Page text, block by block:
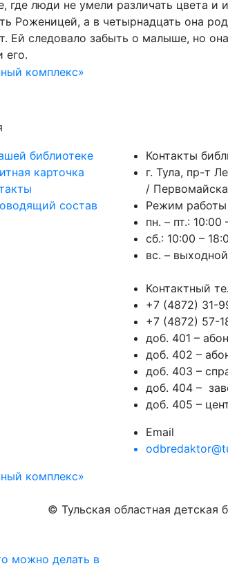
люди не умели различать цвета и
Роженицей, а в четырнадцать она
Ей следовало забыть о малыше, но
его.
комплекс»
библиотеке
карточка
состав
Контакты
г. Тула, пр-т
/
Режим работы
пн. – пт.: 10:00
сб.: 10:00 –
вс. –
Контактный
+7 (4872) 31-
+7 (4872) 57-
доб. 401 –
доб. 402 –
доб. 403 –
доб. 404 –
доб. 405 –
Email
комплекс»
© Тульская областная детская
можно делать в